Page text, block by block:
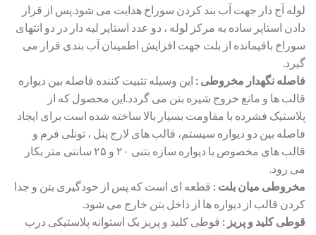
لوله آج دار جهت آب بند کردن سوراخ هدایت می شود.پس از قرار
دادن استاپر ساده به مرکز لوله ، دو عدد استاپر لبه دار در دو انتهای
سوراخ باقیمانده از بلت جهت افزایش اطمینان آب بندی قرار می
گیرد.
فاصله نگهدار مخروطی : این وسیله تثبیت کننده فاصله بین دیواره
قالب ها و مانع خروج شیره بتن می گردد.این محصول که از
پلاستیک فشرده با مقاومت بسیار بالا ساخته شده است برای ایجاد
فاصله بین دو دیواره سیستم، قالب های لارج پنل ، تونلی فرم و
قالب های مخصوص با دیواره سازه بتنی ۲۰ و ۲۵ سانتی متر بکار
می رود.
مخروطی میان بلت : قطعه ای است که پس از خودگیری بتن و جدا
کردن قالب از دیواره ها از داخل بتن خارج می شود.
قوطی کلید و پریز : قوطی کلید و پریز یک استوانه پلاستیکی درب